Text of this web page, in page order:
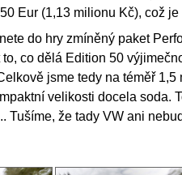
Eur (1,13 milionu Kč), což
do hry zmíněný paket
co dělá Edition 50
jsme tedy na téměř
velikosti docela soda.
Tušíme, že tady VW ani